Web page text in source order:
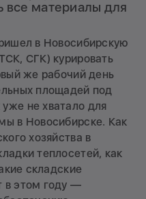
все материалы для
в Новосибирскую
СГК) курировать
же рабочий день
площадей под
не хватало для
в Новосибирске. Как
хозяйства в
теплосетей, как
складские
в этом году —